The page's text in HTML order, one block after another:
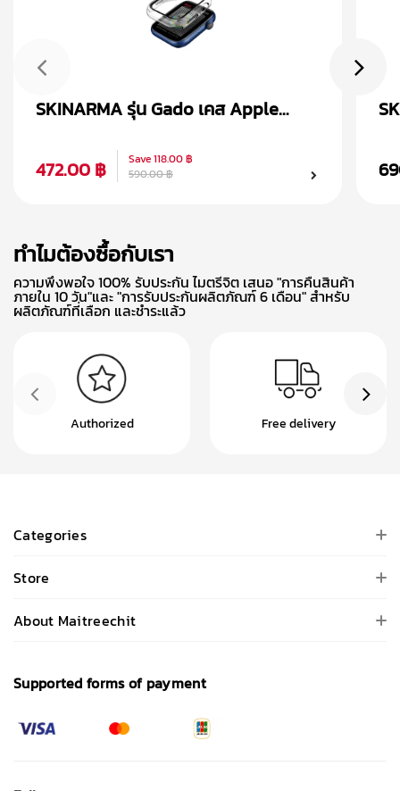
SKINARMA รุ่น Gado เคส Apple
(38/40/41/42/44/45 MM)
472.00 ฿ Save118.00 ฿
590.00 ฿
ทำไมต้องซื้อกับเรา
ความพึงพอใจ 100% รับประกัน ไมตรีจิต เสนอ "การคืนสินค้า
ภายใน 10 วัน"และ "การรับประกันผลิตภัณฑ์ 6 เดือน" สำหรับ
ผลิตภัณฑ์ที่เลือก และชำระแล้ว
Authorized Free delivery
Categories
Store
About Maitreechit
Supported forms of payment